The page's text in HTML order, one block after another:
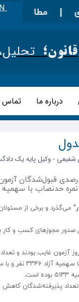
مطالب آموزشی EN |
درباره ما تماس
شفیعی - وکیل پایه یک
نخستین‌بار "داده‌های آزمون سردفتری" منتشر شد! در سال جاری
می‌گذرد و برخی از
مجوزهای کسب و کار
پذیرفته‌شدگان کاهش